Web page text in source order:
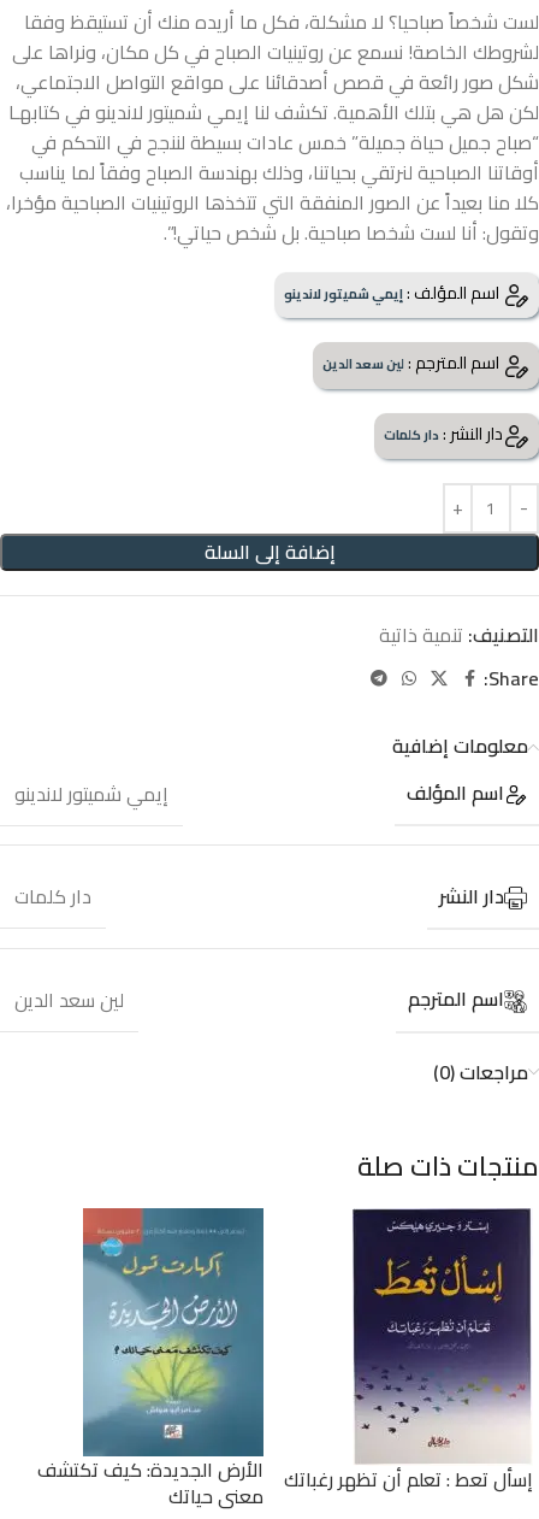
لست شخصاً صباحيا؟ لا مشكلة، فكل ما أريده منك أن تستيقظ وفقا
لشروطك الخاصة! نسمع عن روتينيات الصباح في كل مكان، ونراها على
شكل صور رائعة في قصص أصدقائنا على مواقع التواصل الاجتماعي،
لكن هل هي بتلك الأهمية. تكشف لنا إيمي شميتور لاندينو في كتابهـا
“صباح جميل حياة جميلة” خمس عادات بسيطة لننجح في التحكم في
أوقاتنا الصباحية لنرتقي بحياتنا، وذلك بهندسة الصباح وفقاً لما يناسب
كلا منا بعيداً عن الصور المنفقة التي تتخذها الروتينيات الصباحية مؤخرا،
وتقول: أنا لست شخصا صباحية. بل شخص حياتي!”.
اسم المؤلف :إيمي شميتور لاندينو
اسم المترجم :لين سعد الدين
دار النشر :دار كلمات
إضافة إلى السلة
التصنيف: تنمية ذاتية
Share:
معلومات إضافية
اسم المؤلف
إيمي شميتور لاندينو
دار النشر دار كلمات
اسم المترجم لين سعد الدين
مراجعات (0)
منتجات ذات صلة
إسأل تعط : تعلم أن تظهر رغباتك
الأرض الجديدة: كيف تكتشف
معنى حياتك